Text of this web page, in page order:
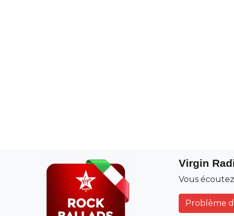
Virgin
Vous
Problème